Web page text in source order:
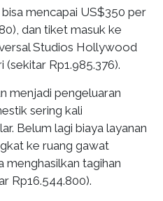
mencapai US$350 per
dan tiket masuk ke
Studios Hollywood
Rp1.985.376).
menjadi pengeluaran
sering kali
Belum lagi biaya layanan
ke ruang gawat
menghasilkan tagihan
Rp16.544.800).